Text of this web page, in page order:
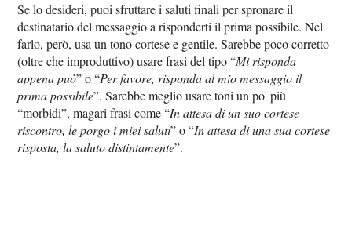
Se lo desideri, puoi sfruttare i saluti finali per spronare il
destinatario del messaggio a risponderti il prima possibile. Nel
farlo, però, usa un tono cortese e gentile. Sarebbe poco corretto
(oltre che improduttivo) usare frasi del tipo “Mi risponda
appena può” o “Per favore, risponda al mio messaggio il
prima possibile”. Sarebbe meglio usare toni un po' più
“morbidi”, magari frasi come “In attesa di un suo cortese
riscontro, le porgo i miei saluti” o “In attesa di una sua cortese
risposta, la saluto distintamente”.